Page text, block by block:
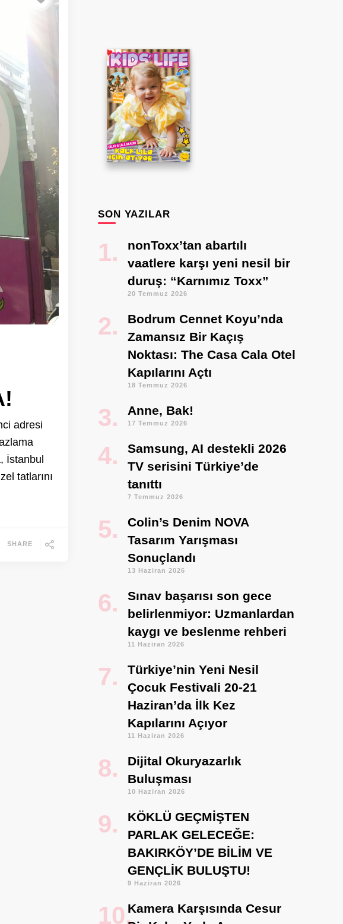
adresi
İstanbul
tatlarını
SHARE
SON YAZILAR
nonToxx’tan abartılı
vaatlere karşı yeni nesil bir
duruş: “Karnımız Toxx”
20 Temmuz 2026
Bodrum Cennet Koyu’nda
Zamansız Bir Kaçış
Noktası: The Casa Cala Otel
Kapılarını Açtı
18 Temmuz 2026
Anne, Bak!
17 Temmuz 2026
Samsung, AI destekli 2026
TV serisini Türkiye’de
tanıttı
7 Temmuz 2026
Colin’s Denim NOVA
Tasarım Yarışması
Sonuçlandı
13 Haziran 2026
Sınav başarısı son gece
belirlenmiyor: Uzmanlardan
kaygı ve beslenme rehberi
11 Haziran 2026
Türkiye’nin Yeni Nesil
Çocuk Festivali 20-21
Haziran’da İlk Kez
Kapılarını Açıyor
11 Haziran 2026
Dijital Okuryazarlık
Buluşması
10 Haziran 2026
KÖKLÜ GEÇMİŞTEN
PARLAK GELECEĞE:
BAKIRKÖY’DE BİLİM VE
GENÇLİK BULUŞTU!
9 Haziran 2026
Kamera Karşısında Cesur